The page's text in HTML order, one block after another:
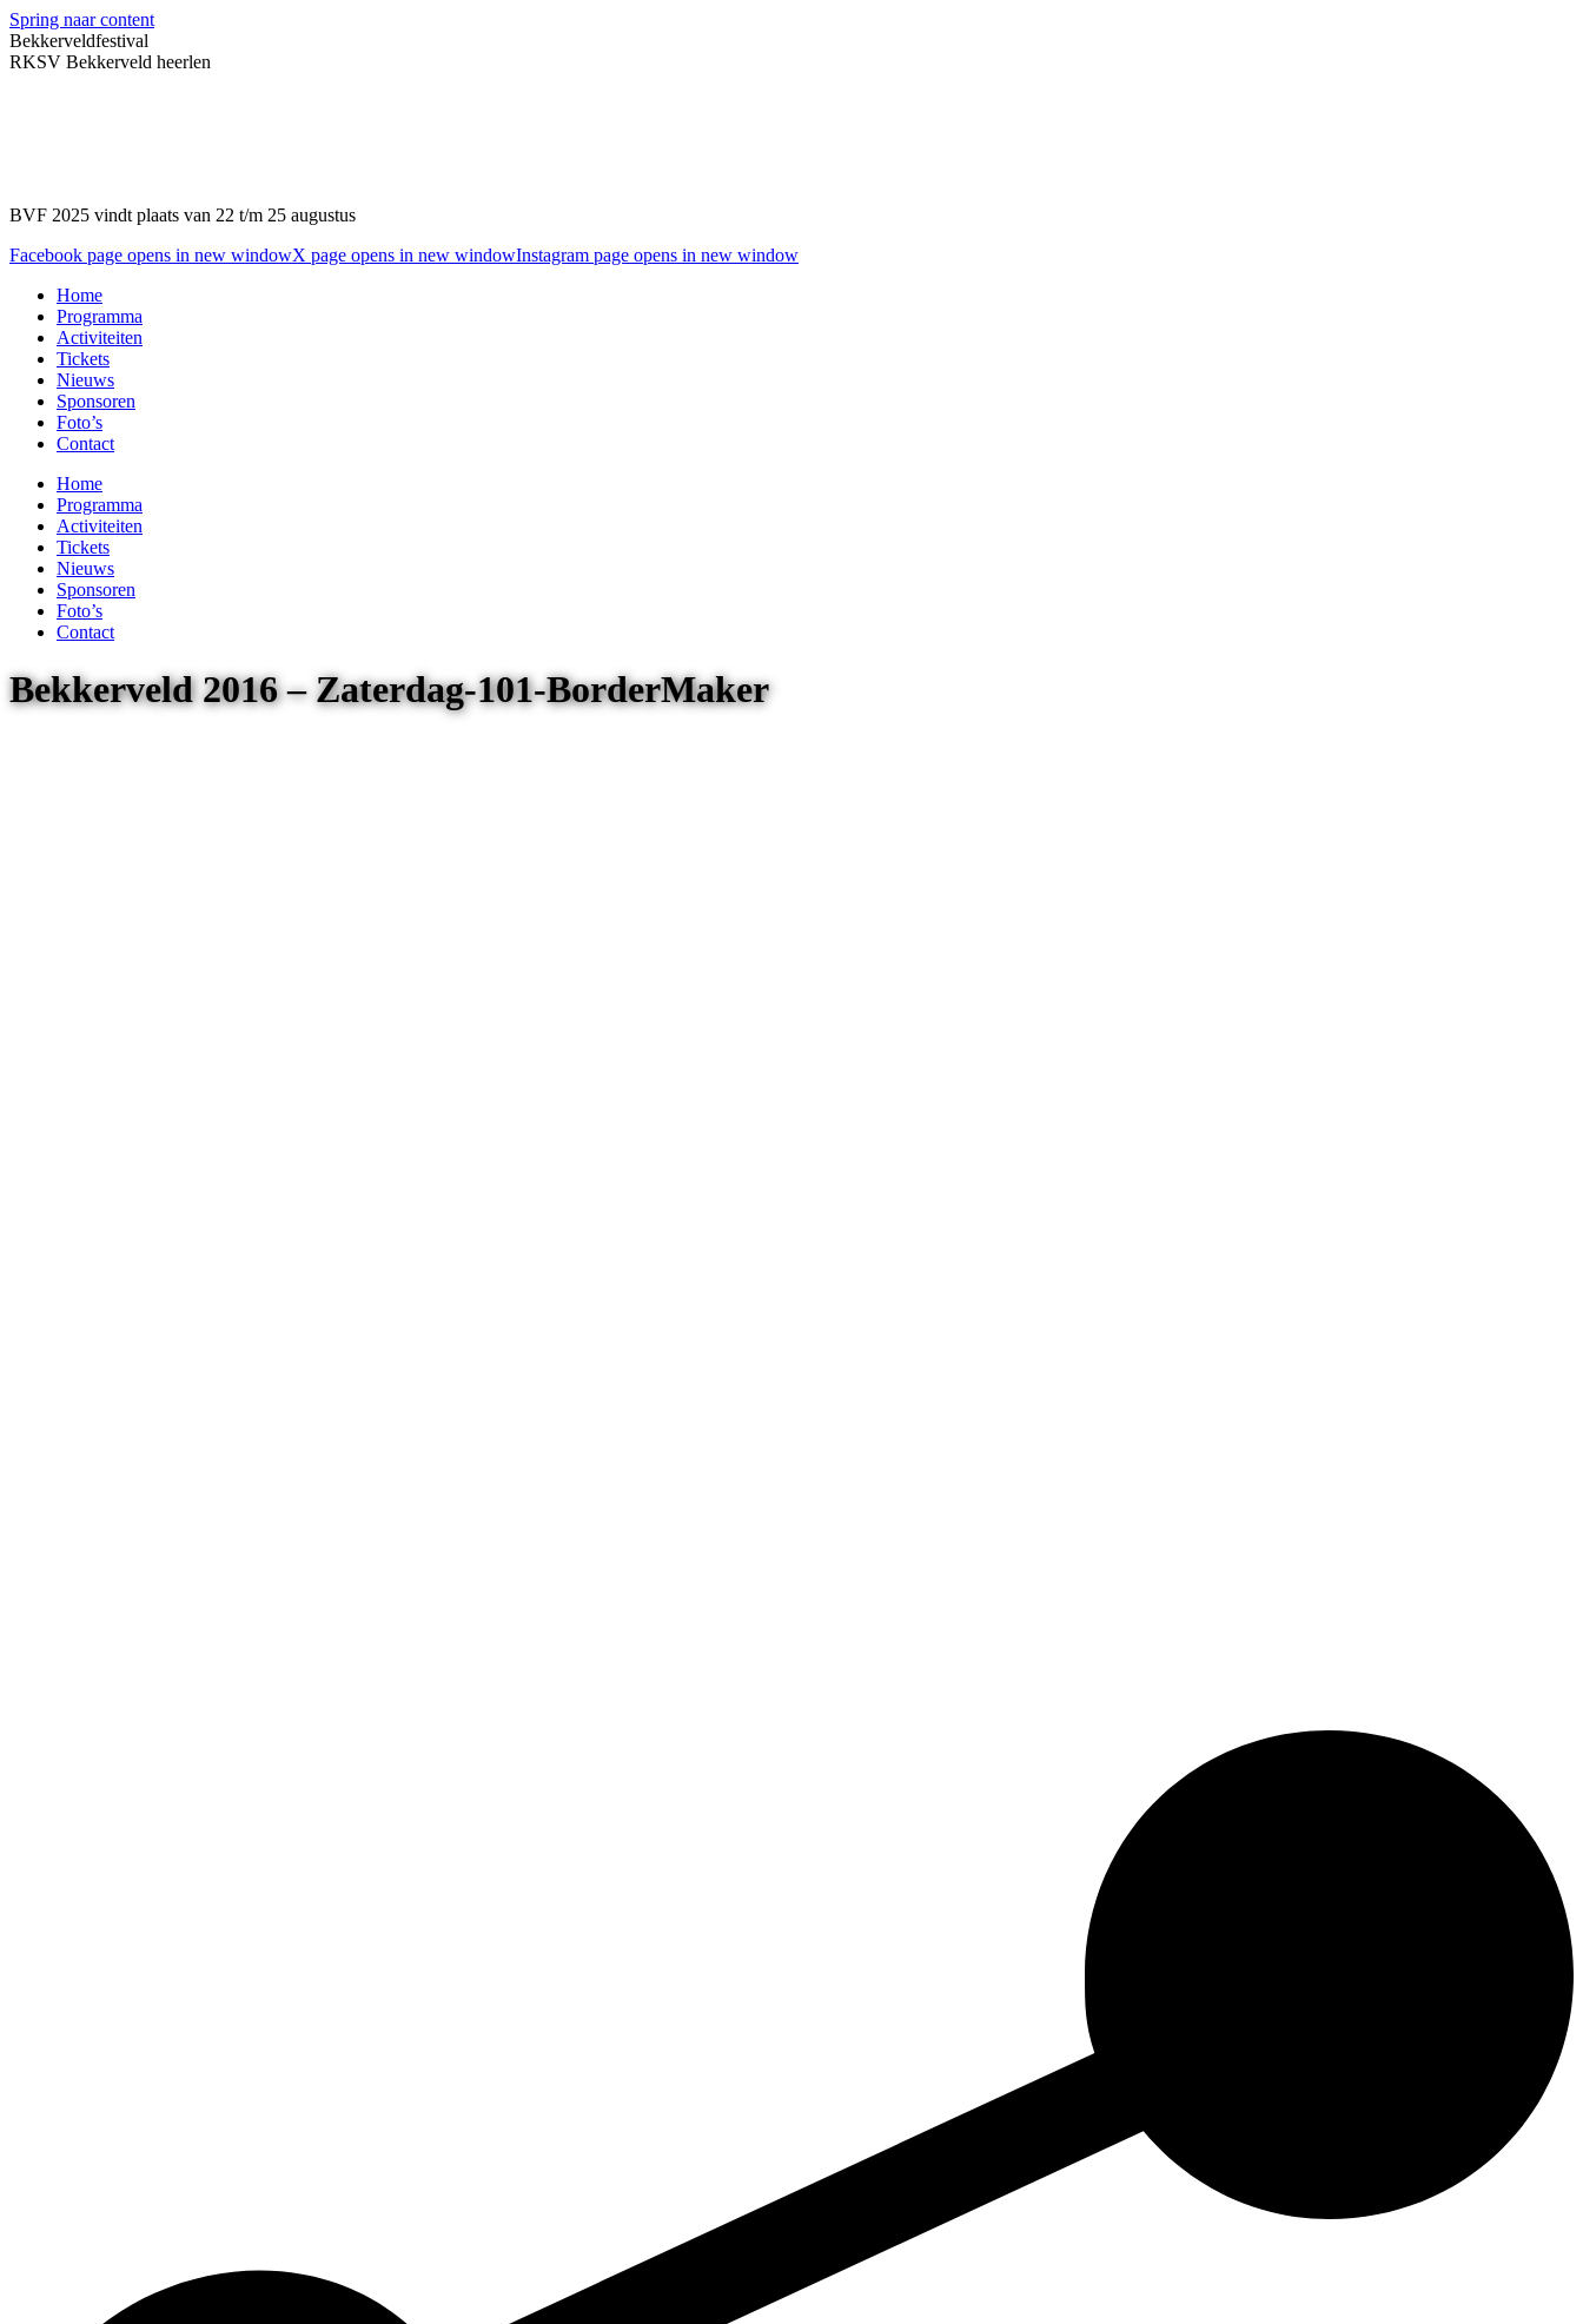
Spring naar content
Bekkerveldfestival
RKSV Bekkerveld heerlen
BVF 2025 vindt plaats van 22 t/m 25 augustus
Facebook page opens in new windowX page opens in new windowInstagram page opens in new window
Home
Programma
Activiteiten
Tickets
Nieuws
Sponsoren
Foto’s
Contact
Home
Programma
Activiteiten
Tickets
Nieuws
Sponsoren
Foto’s
Contact
Bekkerveld 2016 – Zaterdag-101-BorderMaker